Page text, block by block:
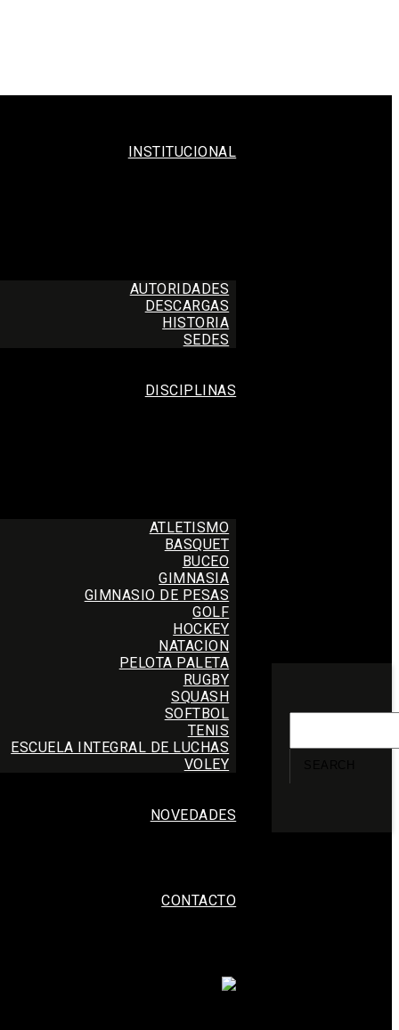
INSTITUCIONAL
AUTORIDADES
DESCARGAS
HISTORIA
SEDES
DISCIPLINAS
ATLETISMO
BASQUET
BUCEO
GIMNASIA
GIMNASIO DE PESAS
GOLF
HOCKEY
NATACION
PELOTA PALETA
RUGBY
SQUASH
SOFTBOL
TENIS
ESCUELA INTEGRAL DE LUCHAS
VOLEY
NOVEDADES
CONTACTO